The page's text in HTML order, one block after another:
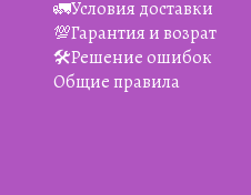
🚛Условия доставки
💯Гарантия и возрат
🛠️Решение ошибок
Общие правила